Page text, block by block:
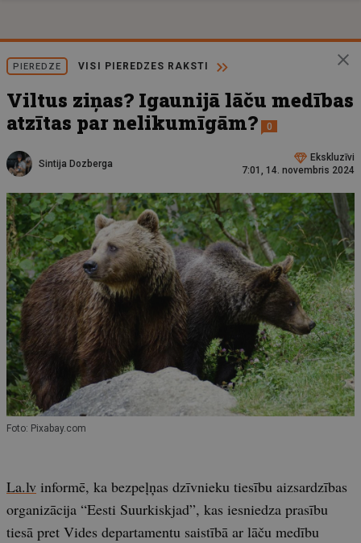
PIEREDZE VISI PIEREDZES RAKSTI
Viltus ziņas? Igaunijā lāču medības
atzītas par nelikumīgām?
0
Sintija Dozberga
Ekskluzīvi
7:01, 14. novembris 2024
Foto: Pixabay.com
La.lv informē, ka bezpeļņas dzīvnieku tiesību aizsardzības
organizācija “Eesti Suurkiskjad”, kas iesniedza prasību
tiesā pret Vides departamentu saistībā ar lāču medību